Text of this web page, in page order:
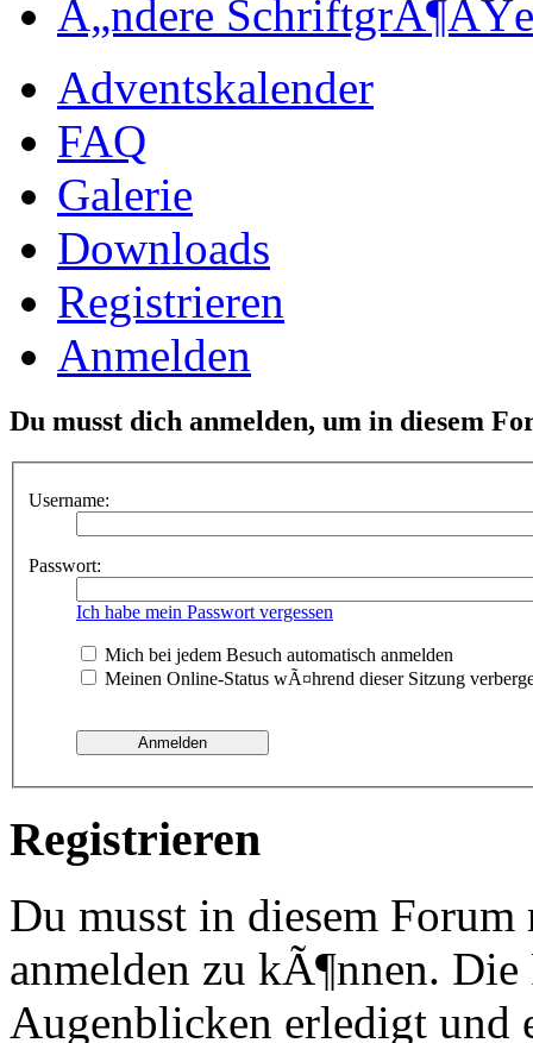
Ã„ndere SchriftgrÃ¶ÃŸe
Adventskalender
FAQ
Galerie
Downloads
Registrieren
Anmelden
Du musst dich anmelden, um in diesem
Username:
Passwort:
Ich habe mein Passwort vergessen
Mich bei jedem Besuch automatisch anmelden
Meinen Online-Status wÃ¤hrend dieser Sitzung
Registrieren
Du musst in diesem
anmelden zu kÃ¶nnen.
Augenblicken erledigt und